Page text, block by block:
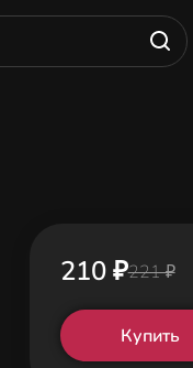
210 ₽221 ₽
Купить